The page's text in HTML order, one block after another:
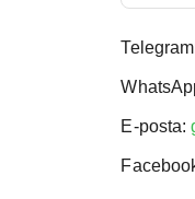
E-posta: